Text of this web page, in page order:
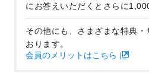
にお答えいただくとさらに
その他にも、さまざまな特典
おります。
会員のメリットはこちら